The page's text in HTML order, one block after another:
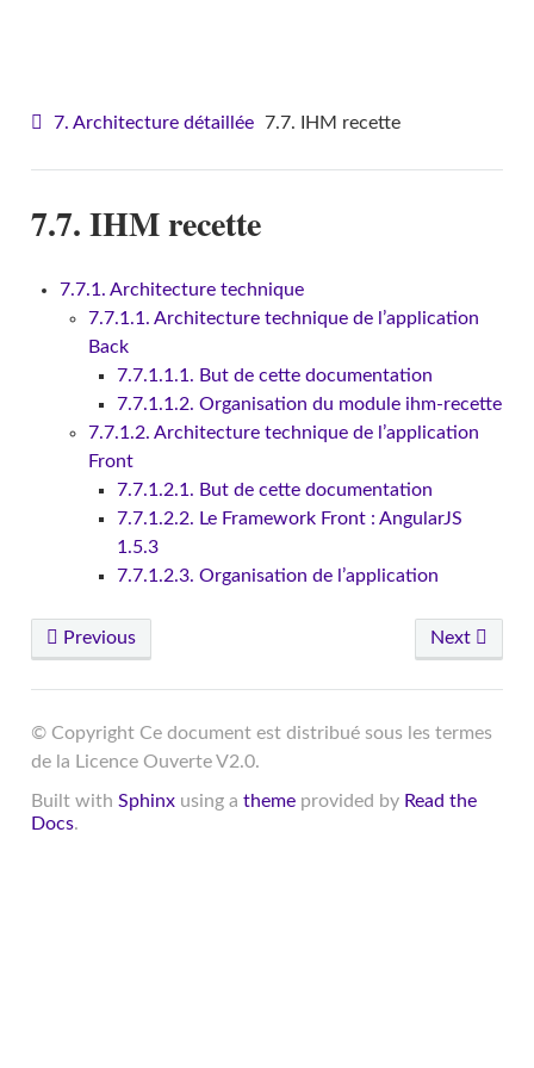
7. Architecture détaillée 7.7. IHM recette
7.7. IHM recette
7.7.1. Architecture technique
7.7.1.1. Architecture technique de l’application
Back
7.7.1.1.1. But de cette documentation
7.7.1.1.2. Organisation du module ihm-recette
7.7.1.2. Architecture technique de l’application
Front
7.7.1.2.1. But de cette documentation
7.7.1.2.2. Le Framework Front : AngularJS
1.5.3
7.7.1.2.3. Organisation de l’application
Previous Next
© Copyright Ce document est distribué sous les termes
de la Licence Ouverte V2.0.
Built with Sphinxusing a themeprovided by Read the
Docs.